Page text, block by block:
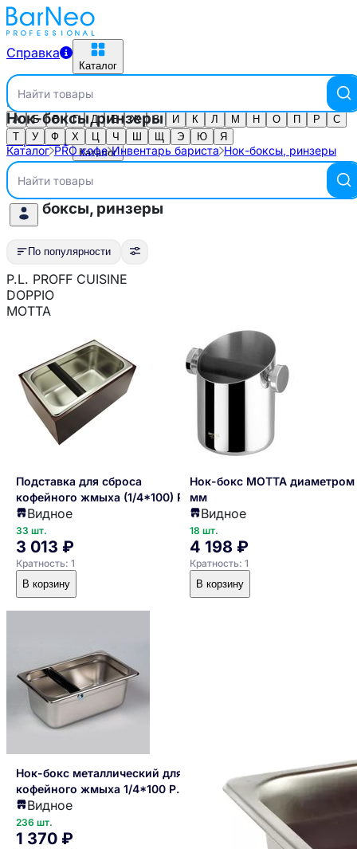
Справка
Каталог
Найти товары
Выберите город
Справка
Каталог
Найти товары
Каталог по алфавиту
А Б В Г Д Е Ж З И К Л М Н О П Р
С
Т
У Ф Х Ц Ч Ш Щ Э Ю Я
Нок-боксы, ринзеры
Каталог PRO кофе Инвентарь бариста Нок-боксы, ринзеры
Инвентарь бариста
Нок-боксы, ринзеры
По популярности
По популярности
Тип аксессуара
P.L. PROFF CUISINE
DOPPIO
MOTTA
Подставка для сброса
кофейного жмыха (1/4*100) P.L.
PROFF CUISINE
Видное
33 шт.
3 013 ₽
Кратность: 1
В корзину
Нок-бокс MOTTA диаметром
мм
Видное
18 шт.
4 198 ₽
Кратность: 1
В корзину
Нок-бокс металлический для
кофейного жмыха 1/4*100 P.L.
81259015
Видное
236 шт.
1 370 ₽